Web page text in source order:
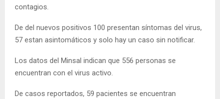
contagios.
De del nuevos positivos 100 presentan síntomas del virus,
57 estan asintomáticos y solo hay un caso sin notificar.
Los datos del Minsal indican que 556 personas se
encuentran con el virus activo.
De casos reportados, 59 pacientes se encuentran